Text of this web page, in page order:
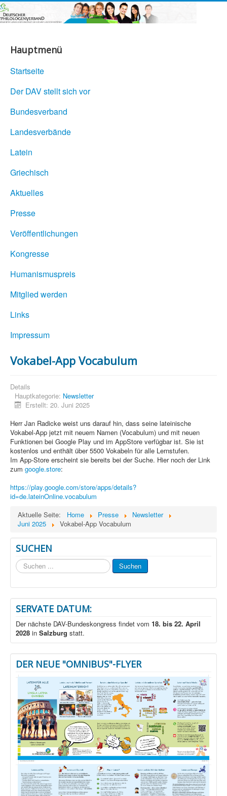
Hauptmenü
Startseite
Der DAV stellt sich vor
Bundesverband
Landesverbände
Latein
Griechisch
Aktuelles
Presse
Veröffentlichungen
Kongresse
Humanismuspreis
Mitglied werden
Links
Impressum
Vokabel-App Vocabulum
Details
Hauptkategorie: Newsletter
Erstellt: 20. Juni 2025
Herr Jan Radicke weist uns darauf hin, dass seine lateinische
Vokabel-App jetzt mit neuem Namen (Vocabulum) und mit neuen
Funktionen bei Google Play und im AppStore verfügbar ist. Sie ist
kostenlos und enthält über 5500 Vokabeln für alle Lernstufen.
Im App-Store erscheint sie bereits bei der Suche. Hier noch der Link
zum google.store:
https://play.google.com/store/apps/details?
id=de.lateinOnline.vocabulum
Aktuelle Seite:
Home Presse
Newsletter
Juni 2025
Vokabel-App Vocabulum
SUCHEN
Suchen
...
Suchen
SERVATE DATUM:
Der nächste DAV-Bundeskongress findet vom 18. bis 22. April
2028 in Salzburg statt.
DER NEUE "OMNIBUS"-FLYER